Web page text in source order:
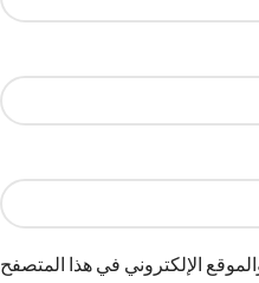
الإلكتروني في هذا المتصفح